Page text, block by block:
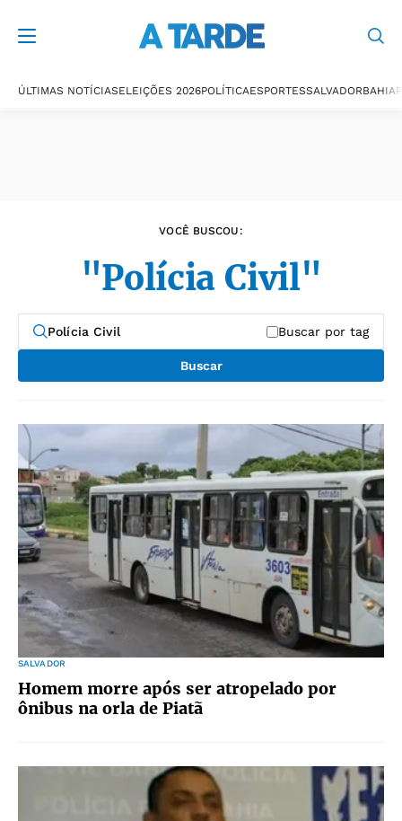
ÚLTIMAS NOTÍCIASELEIÇÕES 2026POLÍTICAESPORTESSALVADORBAHIA
VOCÊ BUSCOU:
"Polícia Civil"
Buscar por tag
Buscar
SALVADOR
Homem morre após ser atropelado por
ônibus na orla de Piatã